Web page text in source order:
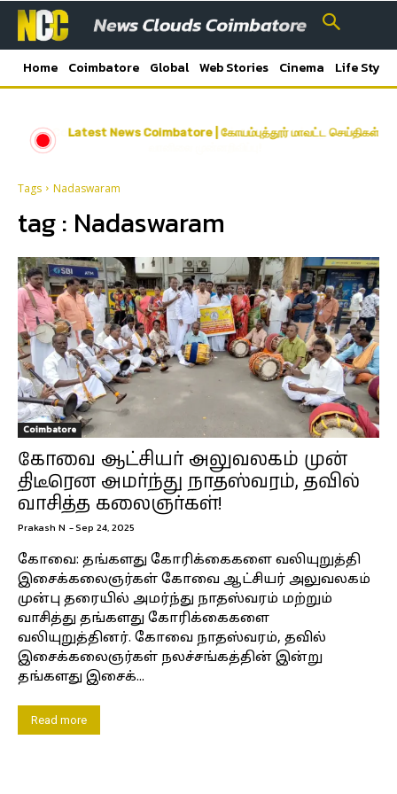
Home Coimbatore Global Web Stories Cinema Life Style
Coimbatore weather: கோவையில் அடுத்த 6 நாட்களுக்கான
Latest News Coimbatore | கோயம்புத்தூர் மாவட்ட செய்திகள்
Tags Nadaswaram
tag : Nadaswaram
Coimbatore
கோவை ஆட்சியர் அலுவலகம் முன்
திடீரென அமர்ந்து நாதஸ்வரம், தவில்
வாசித்த கலைஞர்கள்!
Prakash N -Sep 24, 2025
கோவை: தங்களது கோரிக்கைகளை வலியுறுத்தி
இசைக்கலைஞர்கள் கோவை ஆட்சியர் அலுவலகம்
முன்பு தரையில் அமர்ந்து நாதஸ்வரம் மற்றும்
வாசித்து தங்களது கோரிக்கைகளை
வலியுறுத்தினர். கோவை நாதஸ்வரம், தவில்
இசைக்கலைஞர்கள் நலச்சங்கத்தின் இன்று
தங்களது இசைக்...
Read more